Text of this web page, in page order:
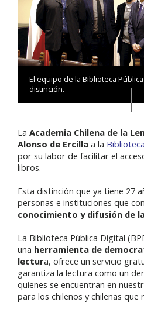
El equipo de la Biblioteca
distinción.
La Academia Chilena de la
Alonso de Ercilla a la
por su labor de facilitar el
libros.
Esta distinción que ya tiene 27
personas e instituciones que
conocimiento y difusión de
La Biblioteca Pública Digital
una herramienta de
lectura, ofrece un servicio
garantiza la lectura como un
quienes se encuentran en
para los chilenos y chilenas